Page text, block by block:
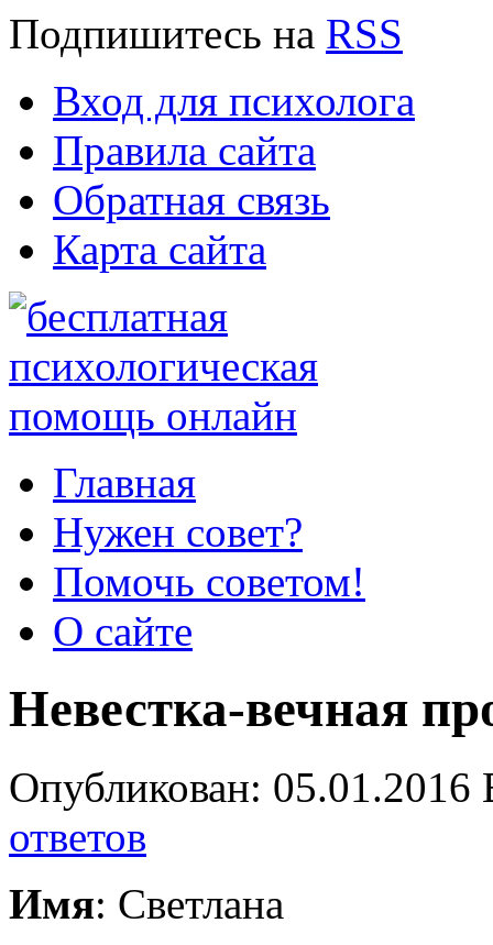
Подпишитесь на RSS
Вход для психолога
Правила сайта
Обратная связь
Карта сайта
Главная
Нужен совет?
Помочь советом!
О сайте
Невестка-вечная
Опубликован:
ответов
Имя: Светлана